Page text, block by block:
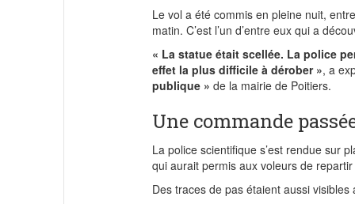
Le vol a été commis en pleine nuit,
matin. C’est l’un d’entre eux qui a
« La statue était scellée. La police
effet la plus difficile à dérober », a
publique » de la mairie de Poitiers.
Une commande
La police scientifique s’est rendue sur
qui aurait permis aux voleurs de
Des traces de pas étaient aussi